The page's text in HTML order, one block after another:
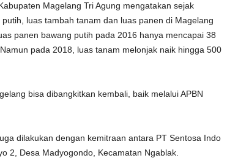
Magelang Tri Agung mengatakan sejak
luas tambah tanam dan luas panen di Magelang
panen bawang putih pada 2016 hanya mencapai 38
pada 2018, luas tanam melonjak naik hingga 500
bisa dibangkitkan kembali, baik melalui APBN
dilakukan dengan kemitraan antara PT Sentosa Indo
2, Desa Madyogondo, Kecamatan Ngablak.